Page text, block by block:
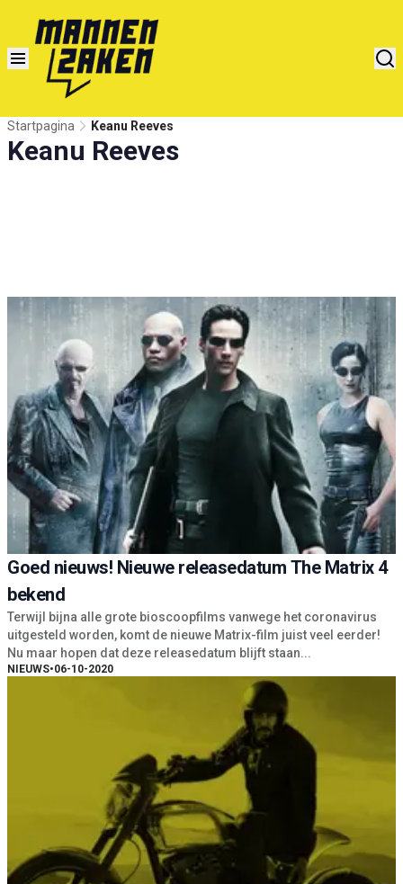
Startpagina Keanu Reeves
Keanu Reeves
Goed nieuws! Nieuwe releasedatum The Matrix 4
bekend
Terwijl bijna alle grote bioscoopfilms vanwege het coronavirus
uitgesteld worden, komt de nieuwe Matrix-film juist veel eerder!
Nu maar hopen dat deze releasedatum blijft staan...
NIEUWS•06-10-2020